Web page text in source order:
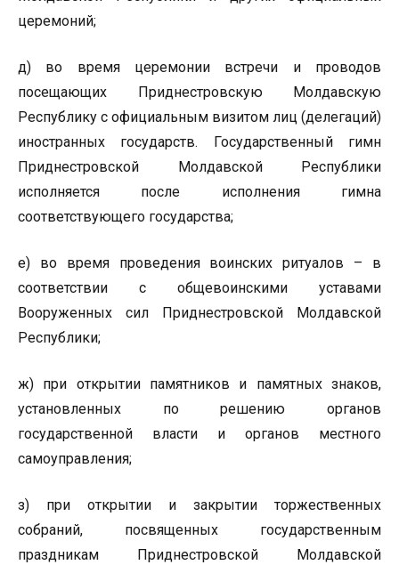
церемоний;
д) во время церемонии встречи и проводов
посещающих Приднестровскую Молдавскую
Республику с официальным визитом лиц (делегаций)
иностранных государств. Государственный гимн
Приднестровской Молдавской Республики
исполняется после исполнения гимна
соответствующего государства;
е) во время проведения воинских ритуалов – в
соответствии с общевоинскими уставами
Вооруженных сил Приднестровской Молдавской
Республики;
ж) при открытии памятников и памятных знаков,
установленных по решению органов
государственной власти и органов местного
самоуправления;
з) при открытии и закрытии торжественных
собраний, посвященных государственным
праздникам Приднестровской Молдавской